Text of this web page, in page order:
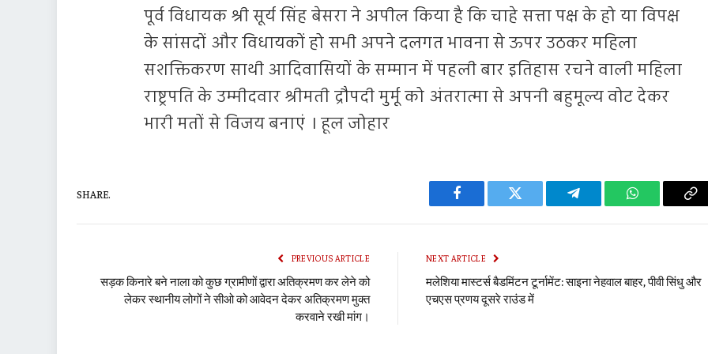
पूर्व विधायक श्री सूर्य सिंह बेसरा ने अपील किया है कि चाहे सत्ता पक्ष के हो या विपक्ष
के सांसदों और विधायकों हो सभी अपने दलगत भावना से ऊपर उठकर महिला
सशक्तिकरण साथी आदिवासियों के सम्मान में पहली बार इतिहास रचने वाली महिला
राष्ट्रपति के उम्मीदवार श्रीमती द्रौपदी मुर्मू को अंतरात्मा से अपनी बहुमूल्य वोट देकर
भारी मतों से विजय बनाएं । हूल जोहार
SHARE.
Facebook Twitter Telegram WhatsApp
PREVIOUS ARTICLE
सड़क किनारे बने नाला को कुछ ग्रामीणों द्वारा अतिक्रमण कर लेने को
लेकर स्थानीय लोगों ने सीओ को आवेदन देकर अतिक्रमण मुक्त
करवाने रखी मांग।
NEXT ARTICLE
मलेशिया मास्टर्स बैडमिंटन टूर्नामेंट: साइना नेहवाल बाहर, पीवी सिंधु और
एचएस प्रणय दूसरे राउंड में